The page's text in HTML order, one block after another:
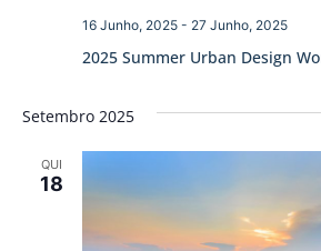
2025 Summer Urban Design
16 Junho, 2025- 27 Junho, 2025
Setembro 2025
QUI
18